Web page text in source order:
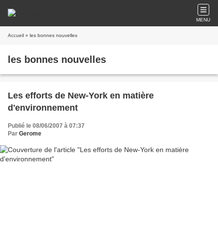
MENU
Accueil » les bonnes nouvelles
les bonnes nouvelles
Les efforts de New-York en matière
d'environnement
Publié le 08/06/2007 à 07:37
Par Gerome